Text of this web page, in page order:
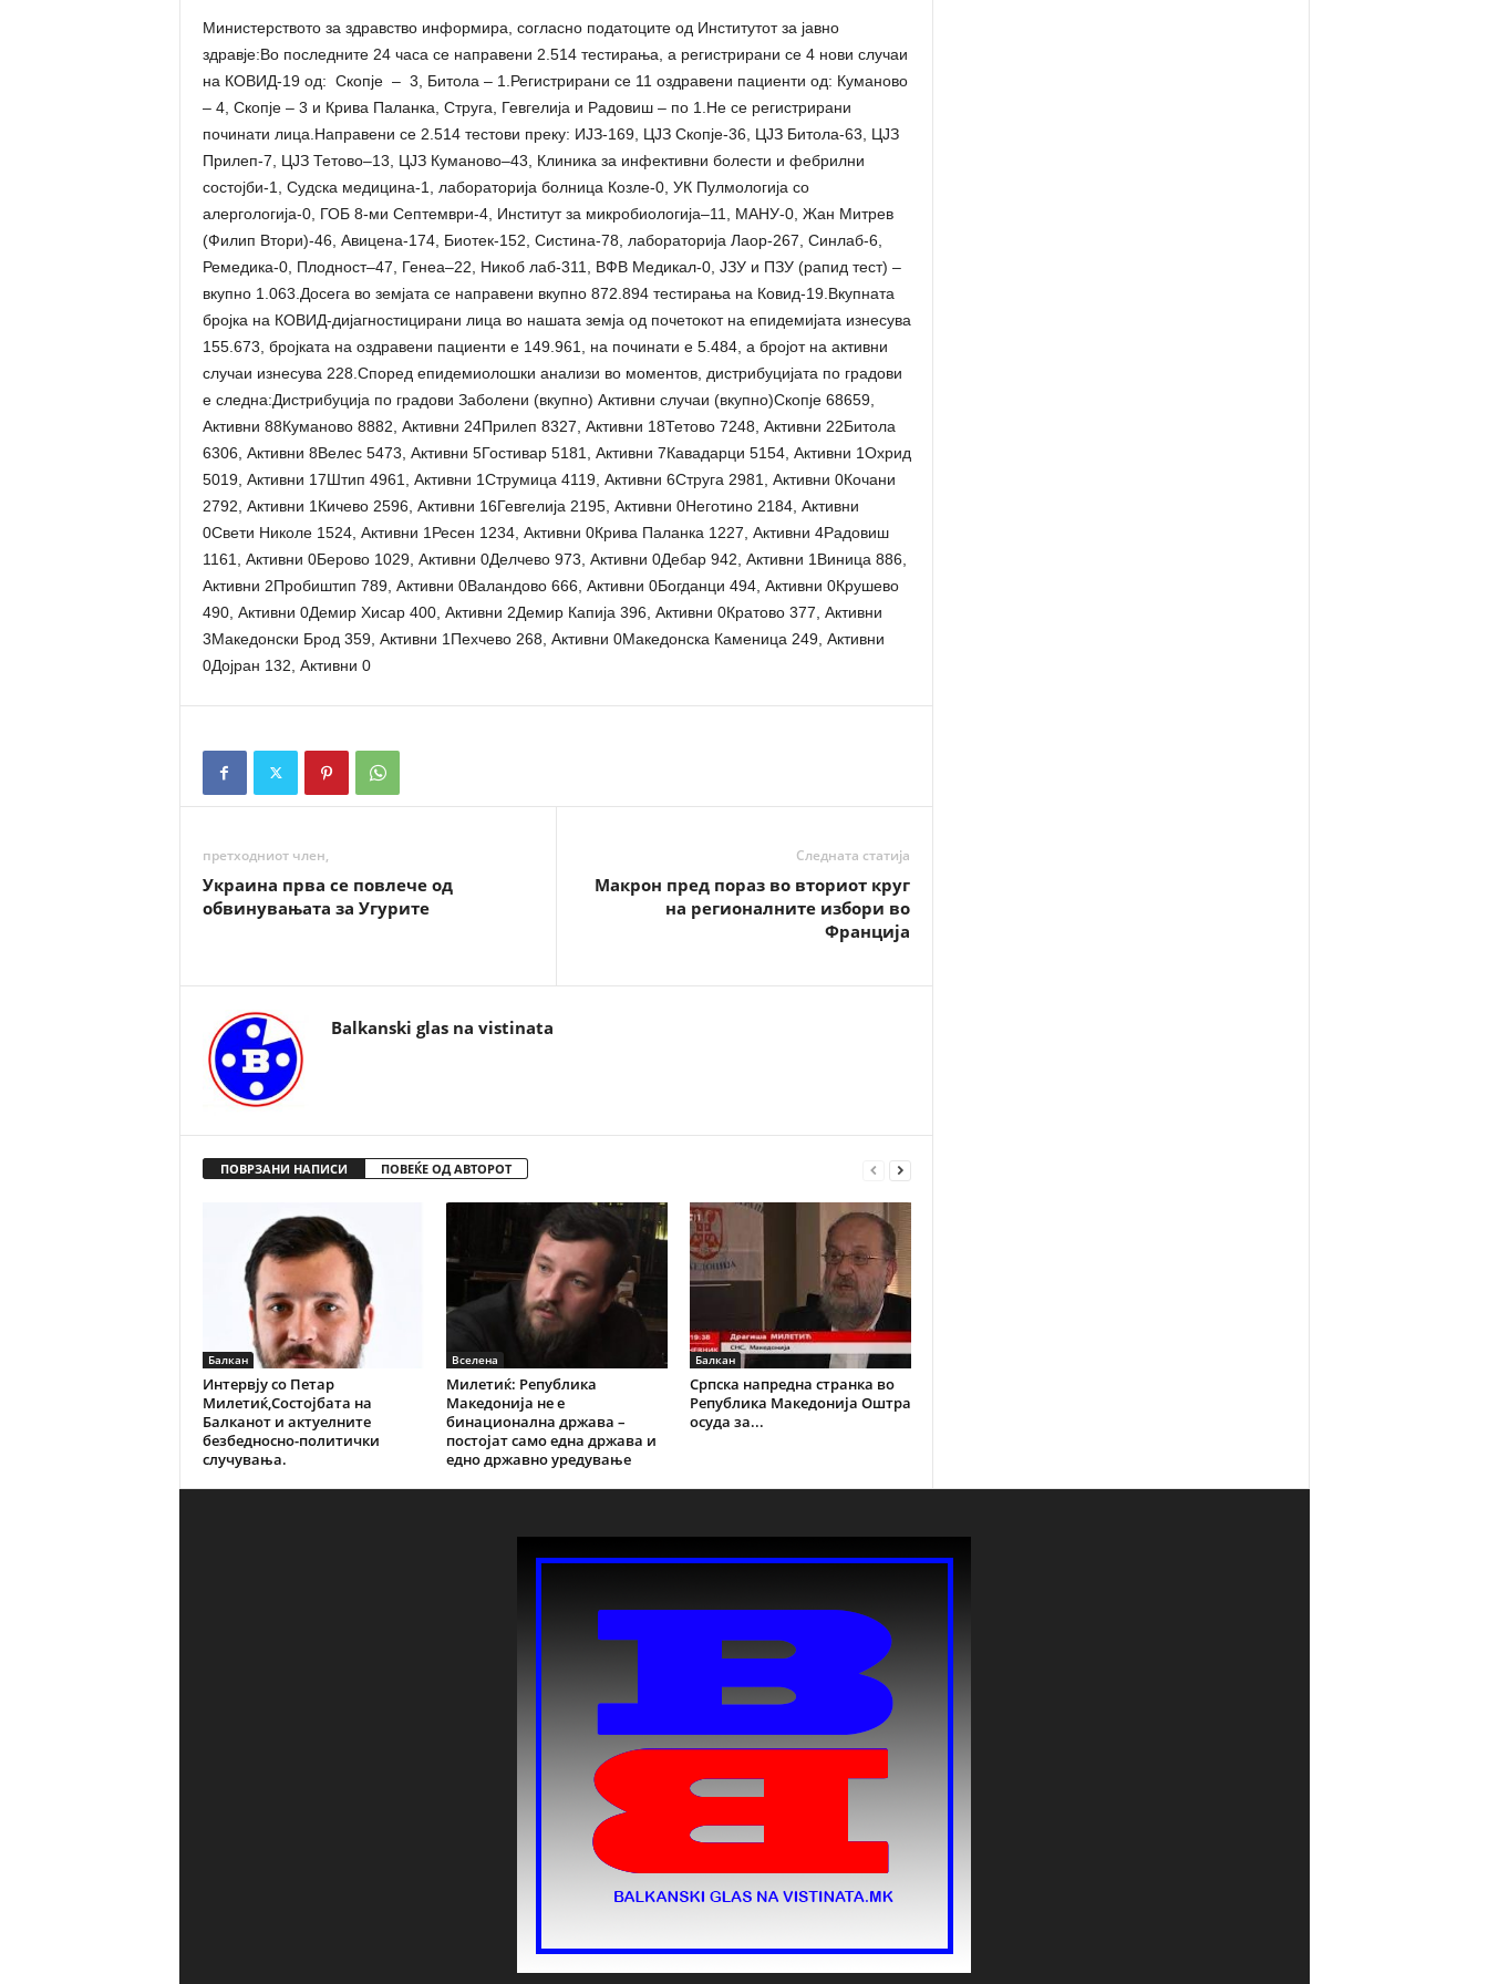
Министерството за здравство информира, согласно податоците од Институтот за јавно
здравје:Во последните 24 часа се направени 2.514 тестирања, а регистрирани се 4 нови случаи
на КОВИД-19 од: Скопје – 3, Битола – 1.Регистрирани се 11 оздравени пациенти од: Куманово
– 4, Скопје – 3 и Крива Паланка, Струга, Гевгелија и Радовиш – по 1.Не се регистрирани
починати лица.Направени се 2.514 тестови преку: ИЈЗ-169, ЦЈЗ Скопје-36, ЦЈЗ Битола-63, ЦЈЗ
Прилеп-7, ЦЈЗ Тетово–13, ЦЈЗ Куманово–43, Клиника за инфективни болести и фебрилни
состојби-1, Судска медицина-1, лабораторија болница Козле-0, УК Пулмологија со
алергологија-0, ГОБ 8-ми Септември-4, Институт за микробиологија–11, МАНУ-0, Жан Митрев
(Филип Втори)-46, Авицена-174, Биотек-152, Систина-78, лабораторија Лаор-267, Синлаб-6,
Ремедика-0, Плодност–47, Генеа–22, Никоб лаб-311, ВФВ Медикал-0, ЈЗУ и ПЗУ (рапид тест) –
вкупно 1.063.Досега во земјата се направени вкупно 872.894 тестирања на Ковид-19.Вкупната
бројка на КОВИД-дијагностицирани лица во нашата земја од почетокот на епидемијата изнесува
155.673, бројката на оздравени пациенти е 149.961, на починати е 5.484, а бројот на активни
случаи изнесува 228.Според епидемиолошки анализи во моментов, дистрибуцијата по градови
е следна:Дистрибуција по градови Заболени (вкупно) Активни случаи (вкупно)Скопје 68659,
Активни 88Куманово 8882, Активни 24Прилеп 8327, Активни 18Тетово 7248, Активни 22Битола
6306, Активни 8Велес 5473, Активни 5Гостивар 5181, Активни 7Кавадарци 5154, Активни 1Охрид
5019, Активни 17Штип 4961, Активни 1Струмица 4119, Активни 6Струга 2981, Активни 0Кочани
2792, Активни 1Кичево 2596, Активни 16Гевгелија 2195, Активни 0Неготино 2184, Активни
0Свети Николе 1524, Активни 1Ресен 1234, Активни 0Крива Паланка 1227, Активни 4Радовиш
1161, Активни 0Берово 1029, Активни 0Делчево 973, Активни 0Дебар 942, Активни 1Виница 886,
Активни 2Пробиштип 789, Активни 0Валандово 666, Активни 0Богданци 494, Активни 0Крушево
490, Активни 0Демир Хисар 400, Активни 2Демир Капија 396, Активни 0Кратово 377, Активни
3Македонски Брод 359, Активни 1Пехчево 268, Активни 0Македонска Каменица 249, Активни
0Дојран 132, Активни 0
претходниот член,
Украина прва се повлече од
обвинувањата за Угурите
Следната статија
Макрон пред пораз во вториот круг
на регионалните избори во
Франција
Balkanski glas na vistinata
ПОВРЗАНИ НАПИСИ ПОВЕЌЕ ОД АВТОРОТ
Балкан
Интервју со Петар
Милетиќ,Состојбата на
Балканот и актуелните
безбедносно-политички
случувања.
Вселена
Милетиќ: Република
Македонија не е
бинационална држава –
постојат само една држава и
едно државно уредување
Балкан
Српска напредна странка во
Република Македонија Оштра
осуда за...